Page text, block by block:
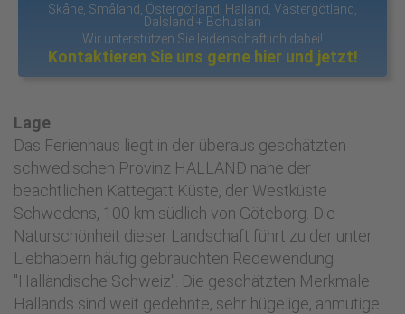
Skåne, Småland, Östergötland, Halland, Västergötland,
Dalsland + Bohuslän
Wir unterstützen Sie leidenschaftlich dabei!
Kontaktieren Sie uns gerne hier und jetzt!
Lage
Das Ferienhaus liegt in der überaus geschätzten
schwedischen Provinz HALLAND nahe der
beachtlichen Kattegatt Küste, der Westküste
Schwedens, 100 km südlich von Göteborg. Die
Naturschönheit dieser Landschaft führt zu der unter
Liebhabern häufig gebrauchten Redewendung
"Halländische Schweiz". Die geschätzten Merkmale
Hallands sind weit gedehnte, sehr hügelige, anmutige